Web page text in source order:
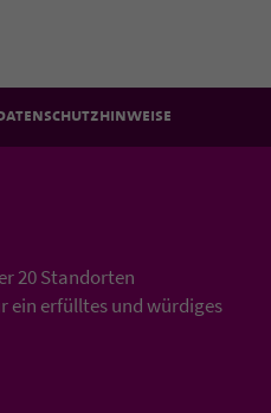
20 Standorten
ein erfülltes und würdiges